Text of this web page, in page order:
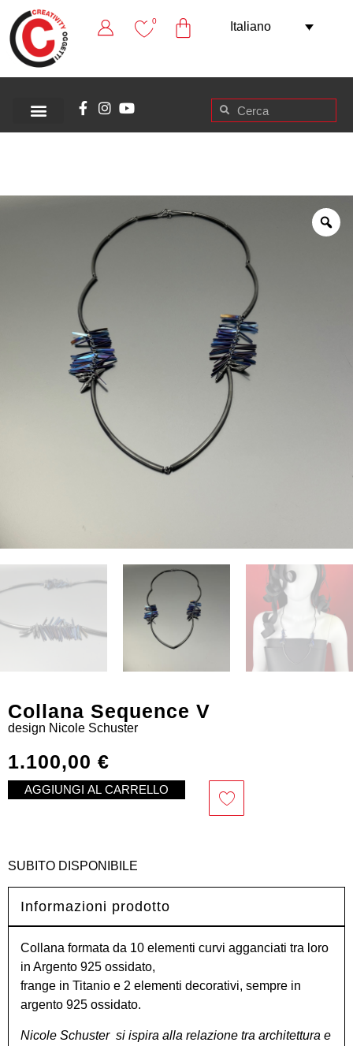
0 Italiano
Collana Sequence V
design Nicole Schuster
1.100,00 €
AGGIUNGI AL CARRELLO
SUBITO DISPONIBILE
Informazioni prodotto
Collana formata da 10 elementi curvi agganciati tra loro
in Argento 925 ossidato,
frange in Titanio e 2 elementi decorativi, sempre in
argento 925 ossidato.
Nicole Schuster si ispira alla relazione tra architettura e